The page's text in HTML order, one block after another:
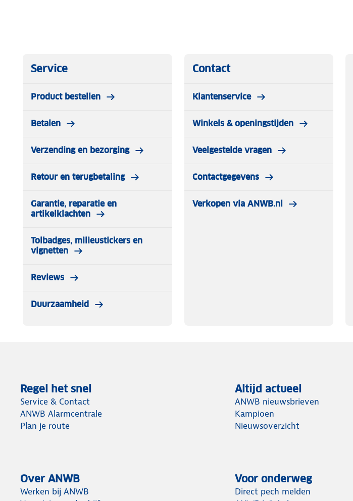
isolatie en dagelijks gebruiksgemak — perfect voor onderweg, op het werk of tijdens
Service
Product bestellen
Betalen
Verzending en bezorging
Retour en terugbetaling
Garantie, reparatie en
artikelklachten
Tolbadges, milieustickers en
vignetten
Reviews
Duurzaamheid
Contact
Klantenservice
Winkels & openingstijden
Veelgestelde vragen
Contactgegevens
Verkopen via ANWB.nl
Regel het snel
Service & Contact
ANWB Alarmcentrale
Plan je route
Altijd actueel
ANWB nieuwsbrieven
Kampioen
Nieuwsoverzicht
Over ANWB
Werken bij ANWB
Voor onderweg
Direct pech melden